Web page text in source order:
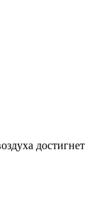
достигнет